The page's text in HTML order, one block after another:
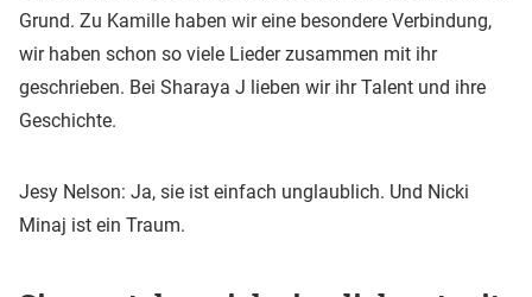
Grund. Zu Kamille haben wir eine besondere Verbindung,
wir haben schon so viele Lieder zusammen mit ihr
geschrieben. Bei Sharaya J lieben wir ihr Talent und ihre
Geschichte.
Jesy Nelson: Ja, sie ist einfach unglaublich. Und Nicki
Minaj ist ein Traum.